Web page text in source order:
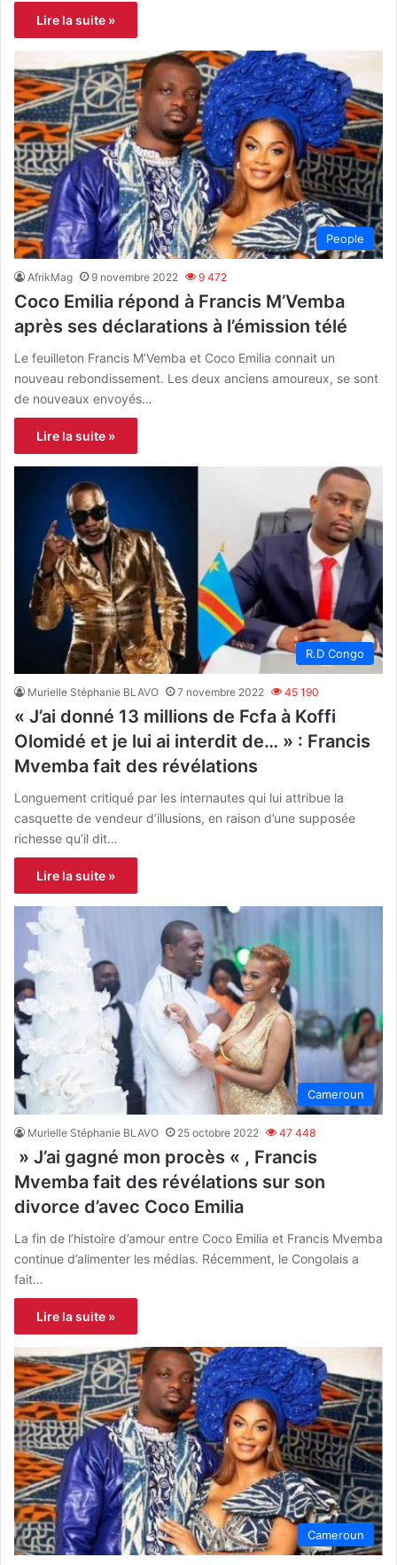
Lire la suite »
People
AfrikMag 9 novembre 2022 9 472
Coco Emilia répond à Francis M’Vemba
après ses déclarations à l’émission télé
Le feuilleton Francis M’Vemba et Coco Emilia connait un
nouveau rebondissement. Les deux anciens amoureux, se sont
de nouveaux envoyés…
Lire la suite »
R.D Congo
Murielle Stéphanie BLAVO 7 novembre 2022 45 190
« J’ai donné 13 millions de Fcfa à Koffi
Olomidé et je lui ai interdit de… » : Francis
Mvemba fait des révélations
Longuement critiqué par les internautes qui lui attribue la
casquette de vendeur d’illusions, en raison d’une supposée
richesse qu’il dit…
Lire la suite »
Cameroun
Murielle Stéphanie BLAVO 25 octobre 2022 47 448
» J’ai gagné mon procès « , Francis
Mvemba fait des révélations sur son
divorce d’avec Coco Emilia
La fin de l’histoire d’amour entre Coco Emilia et Francis Mvemba
continue d’alimenter les médias. Récemment, le Congolais a
fait…
Lire la suite »
Cameroun